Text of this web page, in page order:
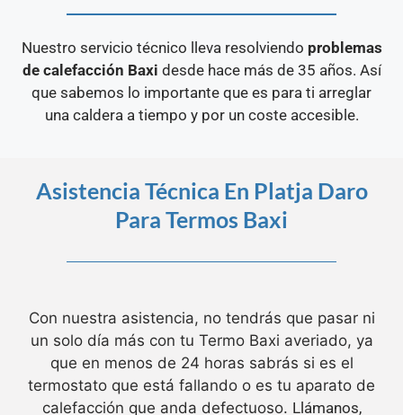
Nuestro servicio técnico lleva resolviendo problemas
de calefacción Baxi desde hace más de 35 años. Así
que sabemos lo importante que es para ti arreglar
una caldera a tiempo y por un coste accesible.
Asistencia Técnica En Platja Daro
Para Termos Baxi
Con nuestra asistencia, no tendrás que pasar ni
un solo día más con tu Termo Baxi averiado, ya
que en menos de 24 horas sabrás si es el
termostato que está fallando o es tu aparato de
calefacción que anda defectuoso. Llámanos,